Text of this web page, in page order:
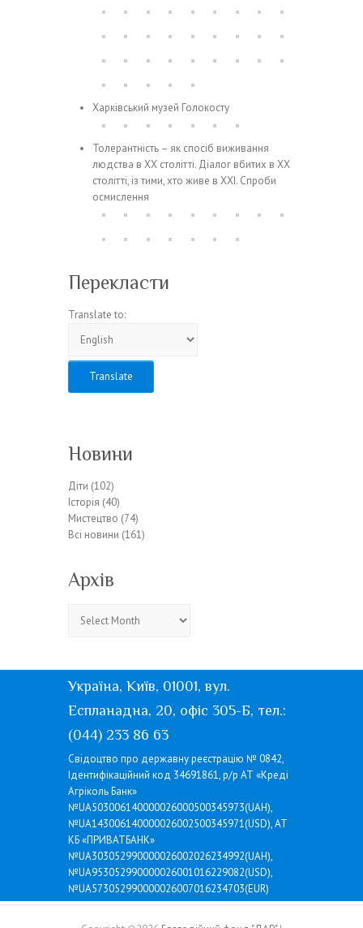
Харківський музей Голокосту
Толерантність – як спосіб виживання
людства в ХХ столітті. Діалог вбитих в ХХ
столітті, із тими, хто живе в ХХІ. Спроби
осмислення
Перекласти
Translate to:
Новини
Діти (102)
Історія (40)
Мистецтво (74)
Всі новини (161)
Архів
Україна, Київ, 01001, вул.
Еспланадна, 20, офіс 305-Б, тел.:
(044) 233 86 63
Свідоцтво про державну реєстрацію № 0842,
Ідентифікаційний код 34691861, р/р АТ «Креді
Агріколь Банк»
№UA503006140000026000500345973(UAH),
№UA143006140000026002500345971(USD), АТ
КБ «ПРИВАТБАНК»
№UA303052990000026002026234992(UAH),
№UA953052990000026001016229082(USD),
№UA573052990000026007016234703(EUR)